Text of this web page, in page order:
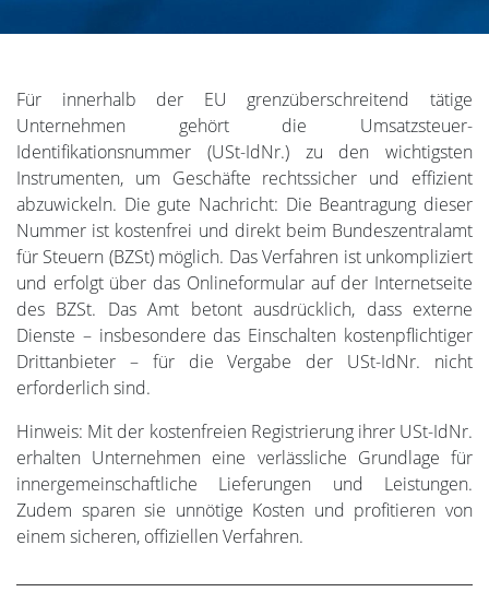
Für innerhalb der EU grenzüberschreitend tätige
Unternehmen gehört die Umsatzsteuer-
Identifikationsnummer (USt-IdNr.) zu den wichtigsten
Instrumenten, um Geschäfte rechtssicher und effizient
abzuwickeln. Die gute Nachricht: Die Beantragung dieser
Nummer ist kostenfrei und direkt beim Bundeszentralamt
für Steuern (BZSt) möglich. Das Verfahren ist unkompliziert
und erfolgt über das Onlineformular auf der Internetseite
des BZSt. Das Amt betont ausdrücklich, dass externe
Dienste – insbesondere das Einschalten kostenpflichtiger
Drittanbieter – für die Vergabe der USt-IdNr. nicht
erforderlich sind.
Hinweis: Mit der kostenfreien Registrierung ihrer USt-IdNr.
erhalten Unternehmen eine verlässliche Grundlage für
innergemeinschaftliche Lieferungen und Leistungen.
Zudem sparen sie unnötige Kosten und profitieren von
einem sicheren, offiziellen Verfahren.